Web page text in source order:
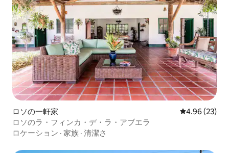
ロソの一軒家 レビュー23
4.96 (23)
ロソのラ・フィンカ・デ・ラ・アブエラ
ロケーション · 家族 · 清潔さ